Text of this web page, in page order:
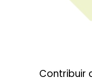
Contribuir